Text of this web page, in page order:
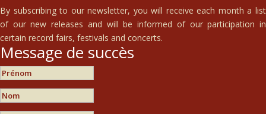
By subscribing to our newsletter, you will receive each month a list
of our new releases and will be informed of our participation in
certain record fairs, festivals and concerts.
Message de succès